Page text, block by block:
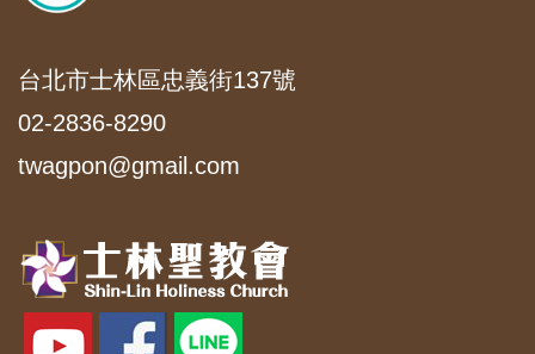
台北市士林區忠義街137號
02-2836-8290
twagpon@gmail.com